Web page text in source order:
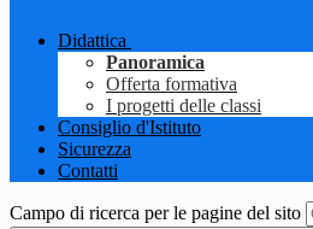
Didattica
Panoramica
Offerta formativa
I progetti delle classi
Consiglio d'Istituto
Sicurezza
Contatti
Campo di ricerca per le pagine del sito